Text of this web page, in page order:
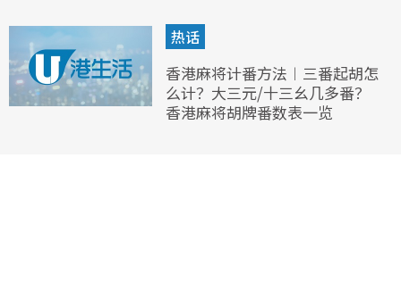
热话
香港麻将计番方法︱三番起胡怎
么计？大三元/十三幺几多番？
香港麻将胡牌番数表一览